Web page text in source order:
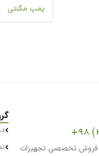
14
15
پمپ مگنتی
با تمرکز بر فروش تخصصی تجهیزات